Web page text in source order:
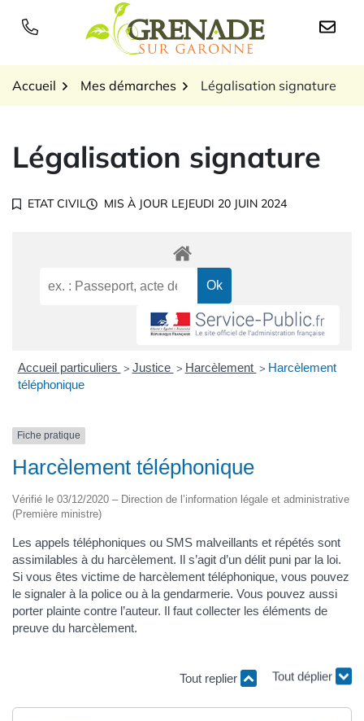
Logo Grenade sur
Accueil Mes démarches Légalisation signature
Légalisation signature
ETAT CIVIL MIS À JOUR LEJEUDI 20 JUIN 2024
Accueil particuliers > Justice > Harcèlement > Harcèlement
téléphonique
Fiche pratique
Harcèlement téléphonique
Vérifié le 03/12/2020 – Direction de l’information légale et administrative
(Première ministre)
Les appels téléphoniques ou SMS malveillants et répétés sont
assimilables à du harcèlement. Il s’agit d’un délit puni par la loi.
Si vous êtes victime de harcèlement téléphonique, vous pouvez
le signaler à la police ou à la gendarmerie. Vous pouvez aussi
porter plainte contre l’auteur. Il faut collecter les éléments de
preuve du harcèlement.
Tout replier Tout déplier